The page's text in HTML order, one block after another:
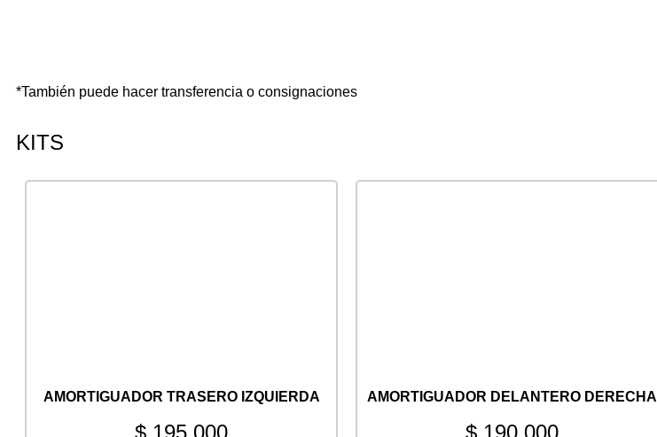
*También puede hacer transferencia o consignaciones
KITS
AMORTIGUADOR TRASERO IZQUIERDA
$ 195.000
AMORTIGUADOR DELANTERO DERECHA
$ 190.000